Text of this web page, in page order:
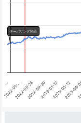
テーパリング開始
…
2022-01-…2022-05-242022-09-202023-01-172023-05-12
2023-